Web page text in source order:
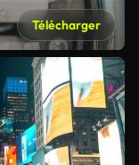
Télécharger